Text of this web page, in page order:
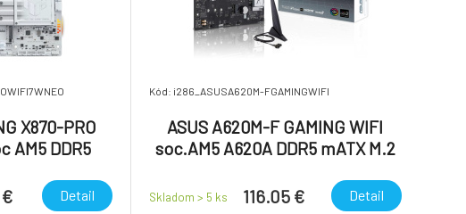
X870-PRO
AM5 DDR5
Detail
Kód: i286_ASUSA620M-FGAMINGWIFI
ASUS A620M-F GAMING WIFI
soc.AM5 A620A DDR5 mATX M.2
Skladom > 5 ks 116.05 € Detail